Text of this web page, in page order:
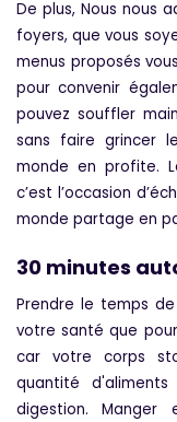
De plus, Nous nous
foyers, que vous
menus proposés
pour convenir
pouvez souffler
sans faire grincer
monde en profite.
c’est l’occasion
monde partage en
30 minutes
Prendre le temps
votre santé que
car votre corps
quantité
digestion.